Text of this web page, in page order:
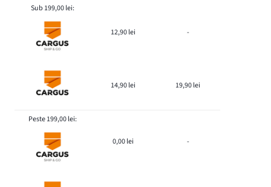
Sub 199,00 lei:
12,90 lei -
14,90 lei 19,90 lei
Peste 199,00 lei:
0,00 lei -